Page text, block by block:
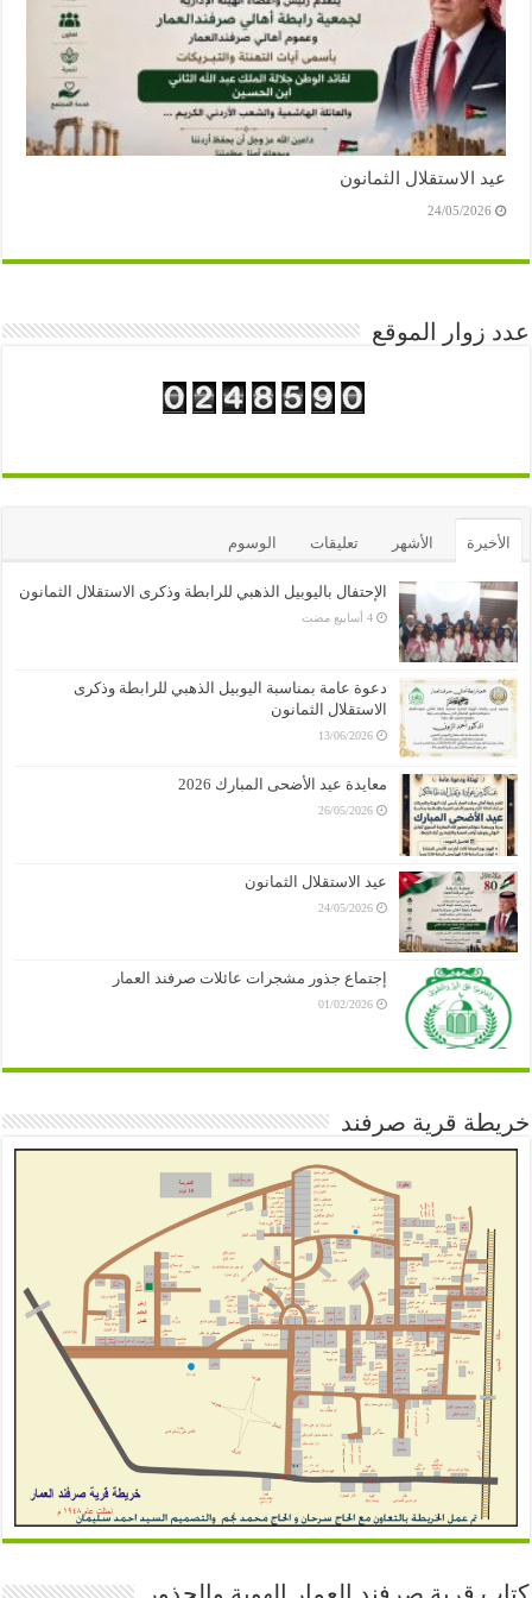
عيد الاستقلال الثمانون
24/05/2026
عدد زوار الموقع
الأخيرة الأشهر تعليقات الوسوم
الإحتفال باليوبيل الذهبي للرابطة وذكرى الاستقلال الثمانون
‏4 أسابيع مضت
دعوة عامة بمناسبة اليوبيل الذهبي للرابطة وذكرى
الاستقلال الثمانون
13/06/2026
معايدة عيد الأضحى المبارك 2026
26/05/2026
عيد الاستقلال الثمانون
24/05/2026
إجتماع جذور مشجرات عائلات صرفند العمار
01/02/2026
خريطة قرية صرفند
كتاب قرية صرفند العمار الهوية والجذور